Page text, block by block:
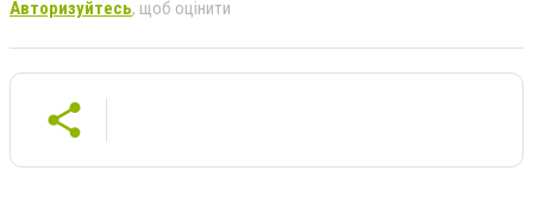
Авторизуйтесь, щоб оцінити